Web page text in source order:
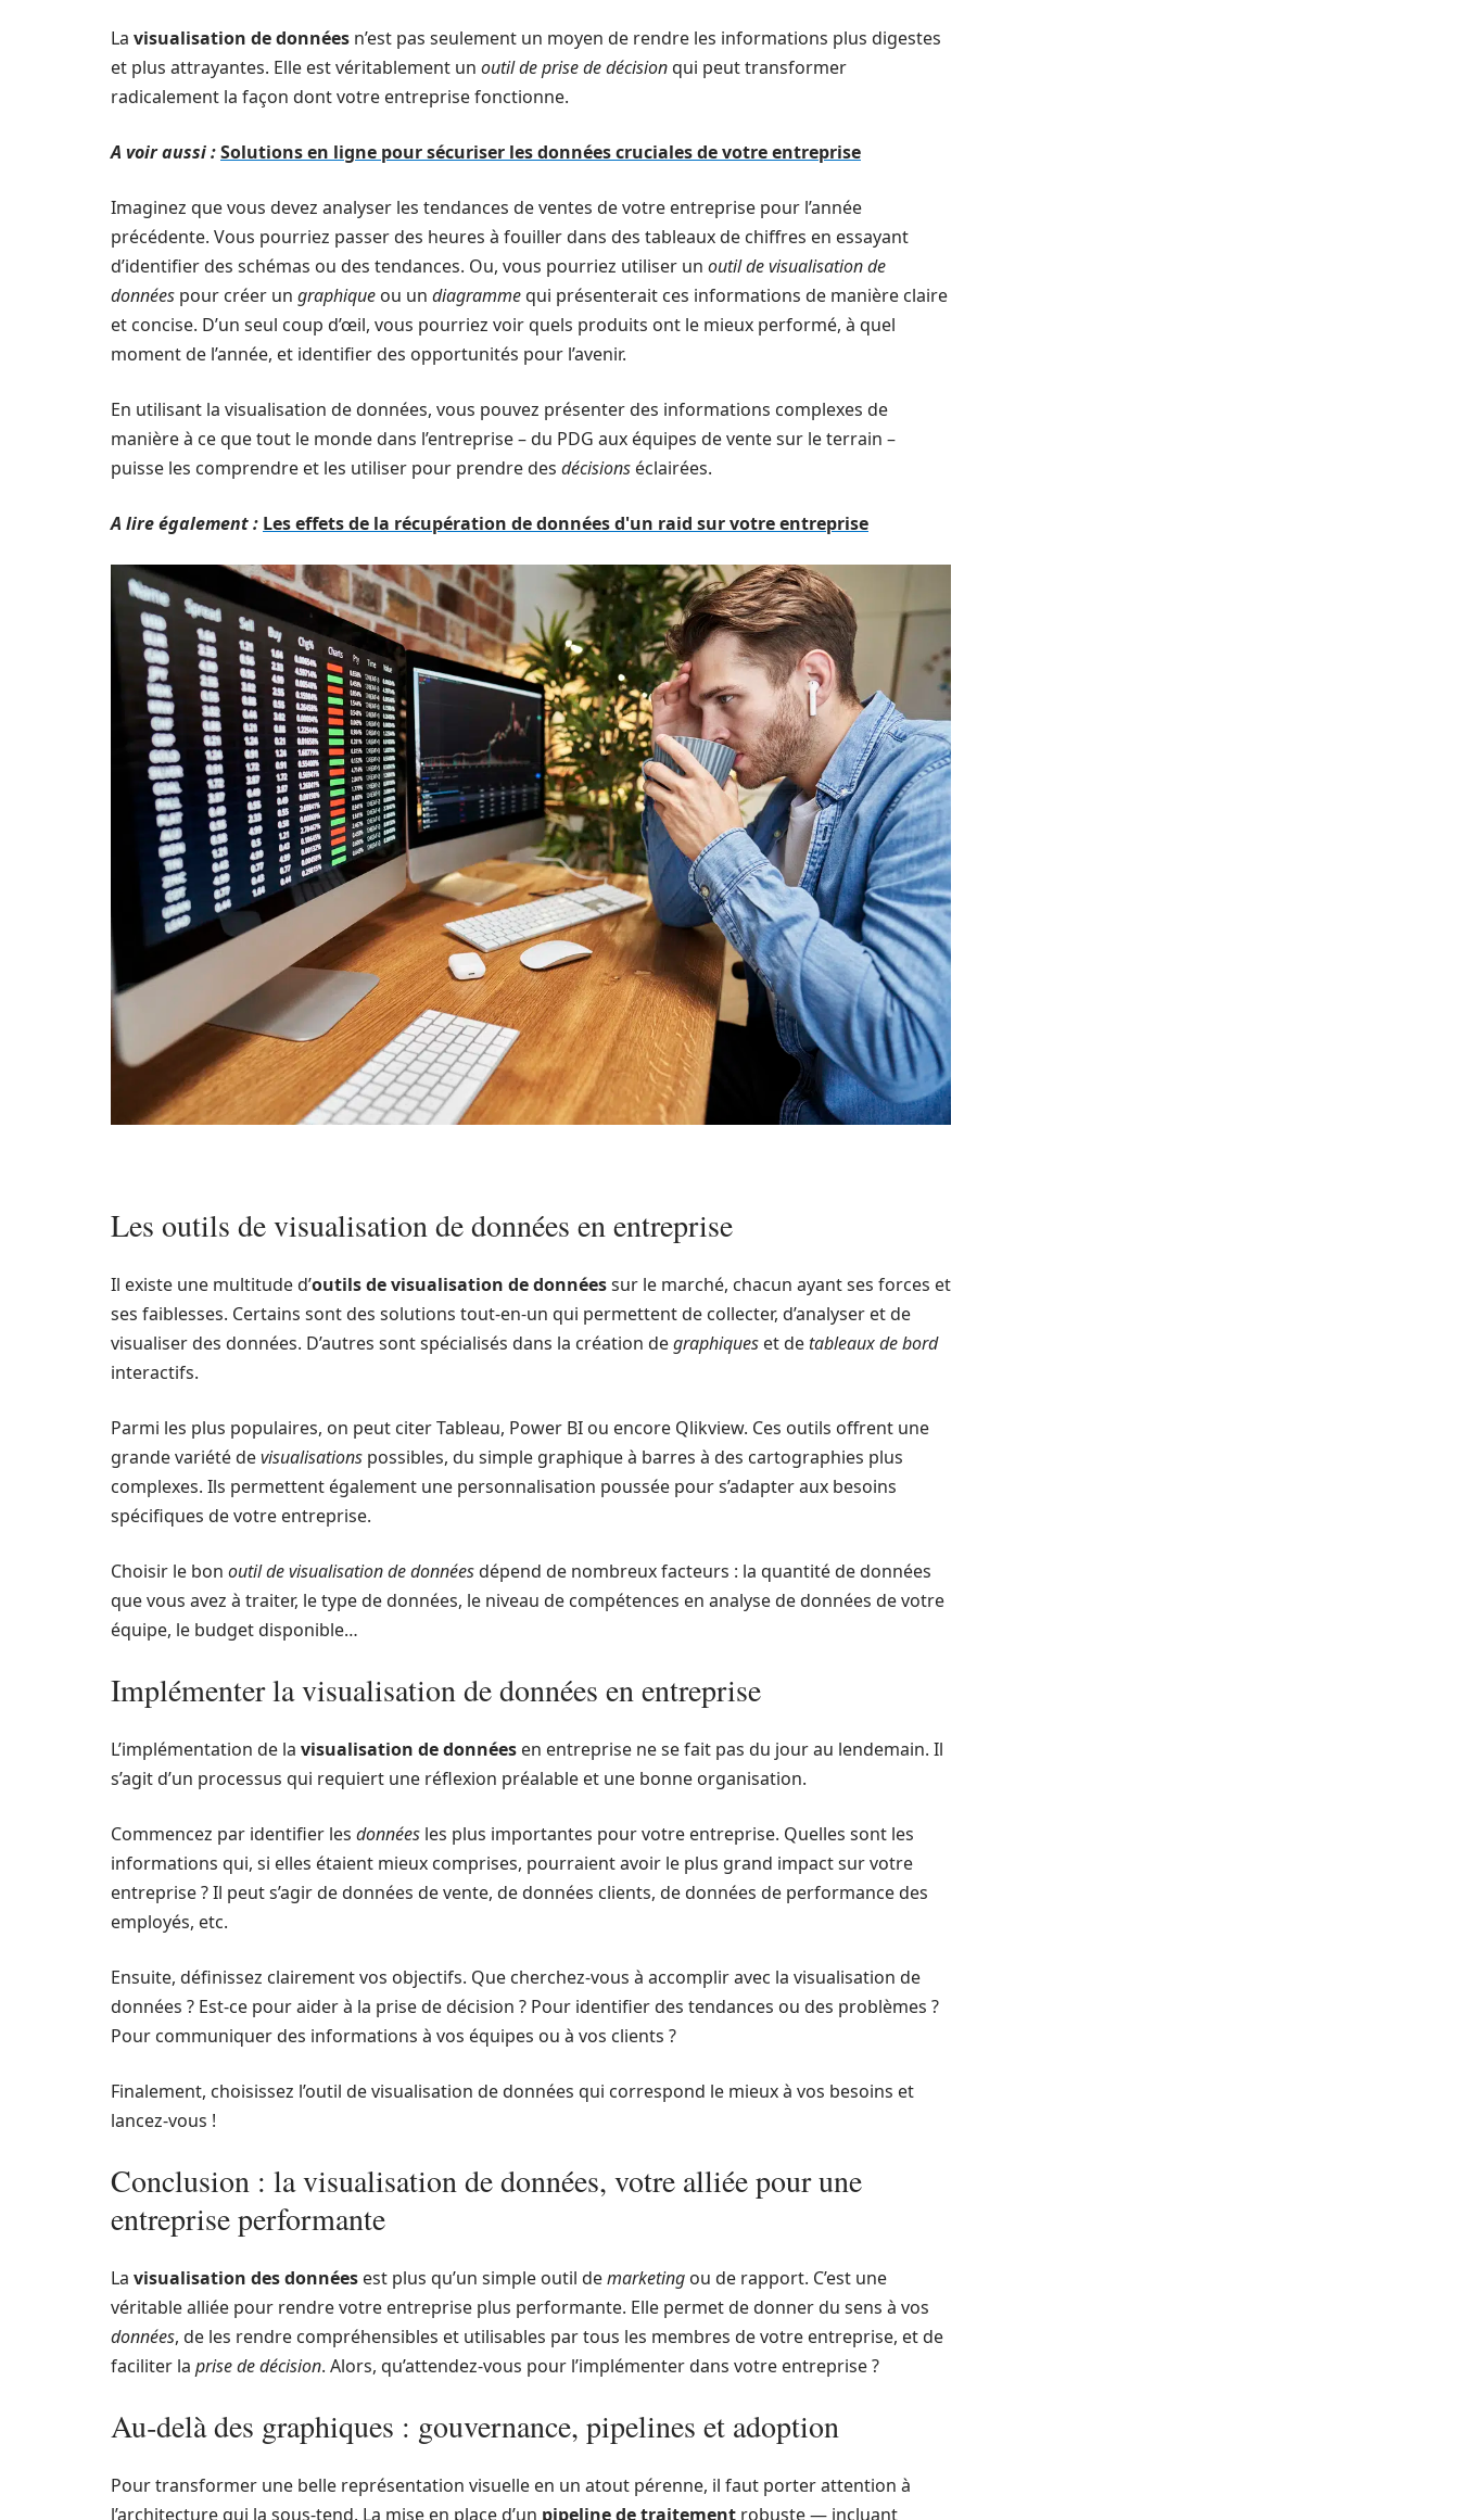
La visualisation de données n’est pas seulement un moyen de rendre les informations plus digestes
et plus attrayantes. Elle est véritablement un outil de prise de décisionqui peut transformer
radicalement la façon dont votre entreprise fonctionne.
A voir aussi :Solutions en ligne pour sécuriser les données cruciales de votre entreprise
Imaginez que vous devez analyser les tendances de ventes de votre entreprise pour l’année
précédente. Vous pourriez passer des heures à fouiller dans des tableaux de chiffres en essayant
d’identifier des schémas ou des tendances. Ou, vous pourriez utiliser un outil de visualisation de
données pour créer un graphique ou un diagrammequi présenterait ces informations de manière claire
et concise. D’un seul coup d’œil, vous pourriez voir quels produits ont le mieux performé, à quel
moment de l’année, et identifier des opportunités pour l’avenir.
En utilisant la visualisation de données, vous pouvez présenter des informations complexes de
manière à ce que tout le monde dans l’entreprise – du PDG aux équipes de vente sur le terrain –
puisse les comprendre et les utiliser pour prendre des décisions éclairées.
A lire également : Les effets de la récupération de données d'un raid sur votre entreprise
Les outils de visualisation de données en entreprise
Il existe une multitude d’outils de visualisation de donnéessur le marché, chacun ayant ses forces et
ses faiblesses. Certains sont des solutions tout-en-un qui permettent de collecter, d’analyser et de
visualiser des données. D’autres sont spécialisés dans la création degraphiques et de tableaux de bord
interactifs.
Parmi les plus populaires, on peut citer Tableau, Power BI ou encore Qlikview. Ces outils offrent une
grande variété devisualisations possibles, du simple graphique à barres à des cartographies plus
complexes. Ils permettent également une personnalisation poussée pour s’adapter aux besoins
spécifiques de votre entreprise.
Choisir le bon outil de visualisation de donnéesdépend de nombreux facteurs : la quantité de données
que vous avez à traiter, le type de données, le niveau de compétences en analyse de données de votre
équipe, le budget disponible…
Implémenter la visualisation de données en entreprise
L’implémentation de la visualisation de données en entreprise ne se fait pas du jour au lendemain. Il
s’agit d’un processus qui requiert une réflexion préalable et une bonne organisation.
Commencez par identifier les données les plus importantes pour votre entreprise. Quelles sont les
informations qui, si elles étaient mieux comprises, pourraient avoir le plus grand impact sur votre
entreprise ? Il peut s’agir de données de vente, de données clients, de données de performance des
employés, etc.
Ensuite, définissez clairement vos objectifs. Que cherchez-vous à accomplir avec la visualisation de
données ? Est-ce pour aider à la prise de décision ? Pour identifier des tendances ou des problèmes ?
Pour communiquer des informations à vos équipes ou à vos clients ?
Finalement, choisissez l’outil de visualisation de données qui correspond le mieux à vos besoins et
lancez-vous !
Conclusion : la visualisation de données, votre alliée pour une
entreprise performante
La visualisation des données est plus qu’un simple outil demarketing ou de rapport. C’est une
véritable alliée pour rendre votre entreprise plus performante. Elle permet de donner du sens à vos
données, de les rendre compréhensibles et utilisables par tous les membres de votre entreprise, et de
faciliter la prise de décision. Alors, qu’attendez-vous pour l’implémenter dans votre entreprise ?
Au‑delà des graphiques : gouvernance, pipelines et adoption
Pour transformer une belle représentation visuelle en un atout pérenne, il faut porter attention à
l’architecture qui la sous‑tend. La mise en place d’un pipeline de traitement robuste — incluant